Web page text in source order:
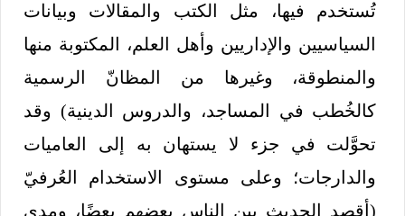
تُستخدم فيها، مثل الكتب والمقالات وبيانات
السياسيين والإداريين وأهل العلم، المكتوبة منها
والمنطوقة، وغيرها من المظانّ الرسمية
كالخُطب في المساجد، والدروس الدينية) وقد
تحوَّلت في جزء لا يستهان به إلى العاميات
والدارجات؛ وعلى مستوى الاستخدام العُرفيّ
(أقصد الحديث بين الناس بعضهم بعضًا، ومدى